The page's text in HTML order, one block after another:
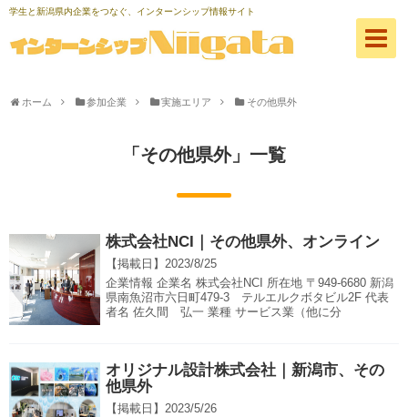
学生と新潟県内企業をつなぐ、インターンシップ情報サイト
ホーム 参加企業 実施エリア その他県外
「 その他県外」 一覧
株式会社NCI｜その他県外、オンライン
【掲載日】 2023/8/25
企業情報 企業名 株式会社NCI 所在地 〒949-6680 新潟
県南魚沼市六日町479-3 テルエルクボタビル2F 代表
者名 佐久間 弘一 業種 サービス業（他に分
オリジナル設計株式会社｜新潟市、その
他県外
【掲載日】 2023/5/26